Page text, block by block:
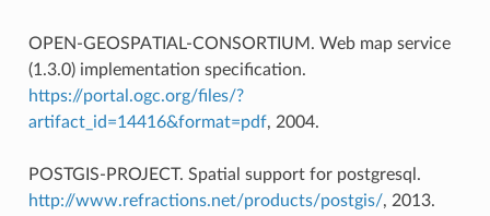
OPEN-GEOSPATIAL-CONSORTIUM. Web map service
(1.3.0) implementation specification.
https://portal.ogc.org/files/?
artifact_id=14416&format=pdf, 2004.
POSTGIS-PROJECT. Spatial support for postgresql.
http://www.refractions.net/products/postgis/, 2013.